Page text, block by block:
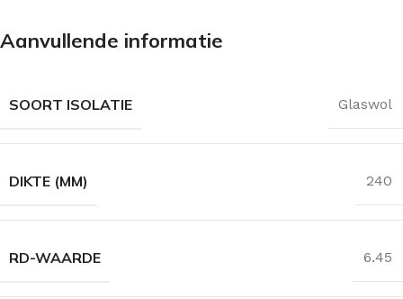
Aanvullende informatie
SOORT ISOLATIE Glaswol
DIKTE (MM) 240
RD-WAARDE 6.45